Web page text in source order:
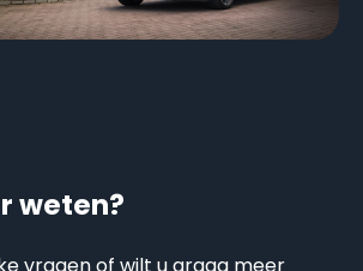
weten?
vragen of wilt u graag meer